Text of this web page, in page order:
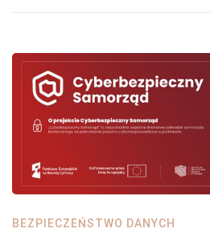
BEZPIECZEŃSTWO DANYCH